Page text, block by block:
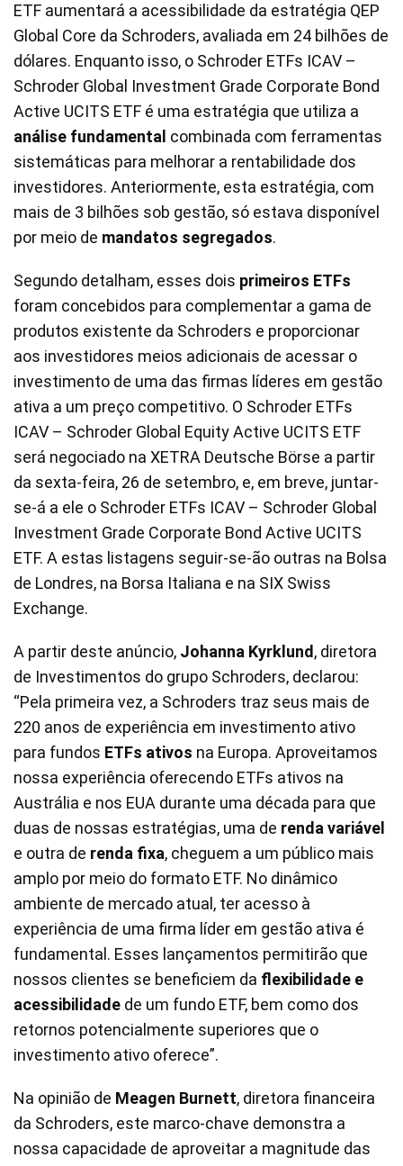
ETF aumentará a acessibilidade da estratégia QEP
Global Core da Schroders, avaliada em 24 bilhões de
dólares. Enquanto isso, o Schroder ETFs ICAV –
Schroder Global Investment Grade Corporate Bond
Active UCITS ETF é uma estratégia que utiliza a
análise fundamental combinada com ferramentas
sistemáticas para melhorar a rentabilidade dos
investidores. Anteriormente, esta estratégia, com
mais de 3 bilhões sob gestão, só estava disponível
por meio de mandatos segregados.
Segundo detalham, esses dois primeiros ETFs
foram concebidos para complementar a gama de
produtos existente da Schroders e proporcionar
aos investidores meios adicionais de acessar o
investimento de uma das firmas líderes em gestão
ativa a um preço competitivo. O Schroder ETFs
ICAV – Schroder Global Equity Active UCITS ETF
será negociado na XETRA Deutsche Börse a partir
da sexta-feira, 26 de setembro, e, em breve, juntar-
se-á a ele o Schroder ETFs ICAV – Schroder Global
Investment Grade Corporate Bond Active UCITS
ETF. A estas listagens seguir-se-ão outras na Bolsa
de Londres, na Borsa Italiana e na SIX Swiss
Exchange.
A partir deste anúncio, Johanna Kyrklund , diretora
de Investimentos do grupo Schroders, declarou:
“Pela primeira vez, a Schroders traz seus mais de
220 anos de experiência em investimento ativo
para fundos ETFs ativos na Europa. Aproveitamos
nossa experiência oferecendo ETFs ativos na
Austrália e nos EUA durante uma década para que
duas de nossas estratégias, uma de renda variável
e outra de renda fixa, cheguem a um público mais
amplo por meio do formato ETF. No dinâmico
ambiente de mercado atual, ter acesso à
experiência de uma firma líder em gestão ativa é
fundamental. Esses lançamentos permitirão que
nossos clientes se beneficiem da flexibilidade e
acessibilidade de um fundo ETF, bem como dos
retornos potencialmente superiores que o
investimento ativo oferece”.
Na opinião de Meagen Burnett, diretora financeira
da Schroders, este marco-chave demonstra a
nossa capacidade de aproveitar a magnitude das